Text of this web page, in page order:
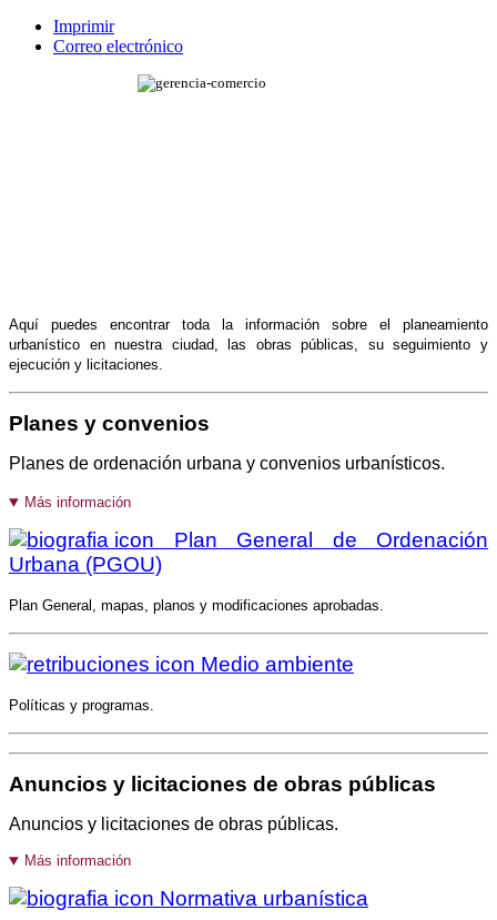
Imprimir
Correo electrónico
Aquí puedes encontrar toda la información sobre el planeamiento
urbanístico en nuestra ciudad, las obras públicas, su seguimiento y
ejecución y licitaciones.
Planes y convenios
Planes de ordenación urbana y convenios urbanísticos.
Más información
Plan General de Ordenación
Urbana (PGOU)
Plan General, mapas, planos y modificaciones aprobadas.
Medio ambiente
Políticas y programas.
Anuncios y licitaciones de obras públicas
Anuncios y licitaciones de obras públicas.
Más información
Normativa urbanística